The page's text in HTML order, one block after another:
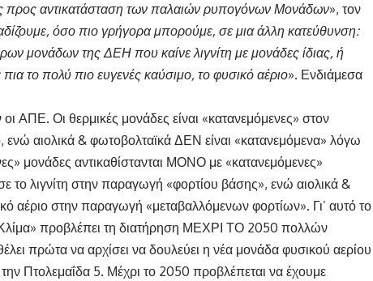
προς αντικατάσταση των παλαιών ρυπογόνων Μονάδων», τον
όσο πιο γρήγορα μπορούμε, σε μια άλλη κατεύθυνση:
μονάδων της ΔΕΗ που καίνε λιγνίτη με μονάδες ίδιας, ή
το πολύ πιο ευγενές καύσιμο, το φυσικό αέριο». Ενδιάμεσα
ΑΠΕ. Οι θερμικές μονάδες είναι «κατανεμόμενες» στον
ενώ αιολικά & φωτοβολταϊκά ΔΕΝ είναι «κατανεμόμενα» λόγω
μονάδες αντικαθίστανται ΜΟΝΟ με «κατανεμόμενες»
το λιγνίτη στην παραγωγή «φορτίου βάσης», ενώ αιολικά &
αέριο στην παραγωγή «μεταβαλλόμενων φορτίων». Γι’ αυτό το
Κλίμα» προβλέπει τη διατήρηση ΜΕΧΡΙ ΤΟ 2050 πολλών
πρώτα να αρχίσει να δουλεύει η νέα μονάδα φυσικού αερίου
Πτολεμαΐδα 5. Μέχρι το 2050 προβλέπεται να έχουμε